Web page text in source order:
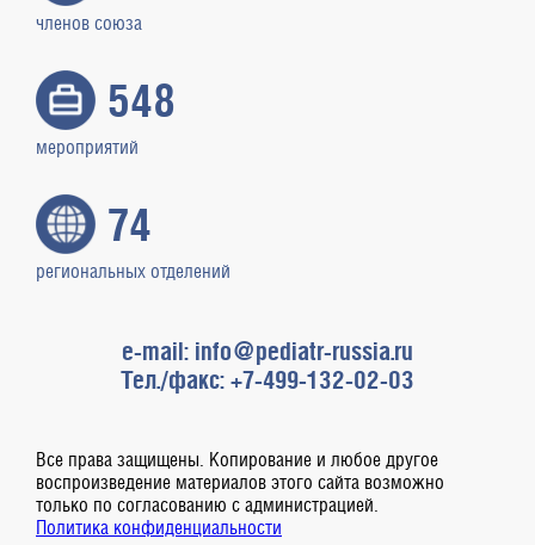
членов союза
548
мероприятий
74
региональных отделений
e-mail: info@pediatr-russia.ru
Тел./факс: +7-499-132-02-03
Все права защищены. Копирование и любое другое
воспроизведение материалов этого сайта возможно
только по согласованию с администрацией.
Политика конфиденциальности